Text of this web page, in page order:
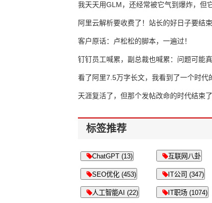
我天天用GLM，还经常被它气到爆炸，但
16万亿
阿里云解析要收费了！站长的好日子要结
客户原话：卢松松的脚本，一遍过！
钉钉员工喊累，副总裁也喊累：问题可能
了
看了阿里7.5万字长文，我看到了一个时代
天涯复活了，但那个发帖改命的时代结束了
标签推荐
ChatGPT (13) 互联网八卦
SEO优化 (453) IT公司 (347)
人工智能AI (22) IT职场 (1074)